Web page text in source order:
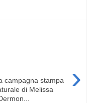
›
campagna stampa
di Melissa